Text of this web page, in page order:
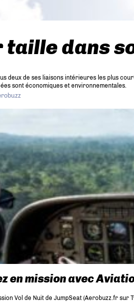
taille dans
deux de ses liaisons intérieures les plus
sont économiques et environnementales.
en mission avec
Vol de Nuit de JumpSeat (Aerobuzz.fr sur